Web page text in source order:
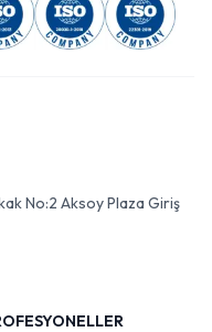
No:2 Aksoy Plaza Giriş